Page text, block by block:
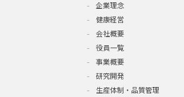
企業理念
健康経営
会社概要
役員一覧
事業概要
研究開発
生産体制・品質管理